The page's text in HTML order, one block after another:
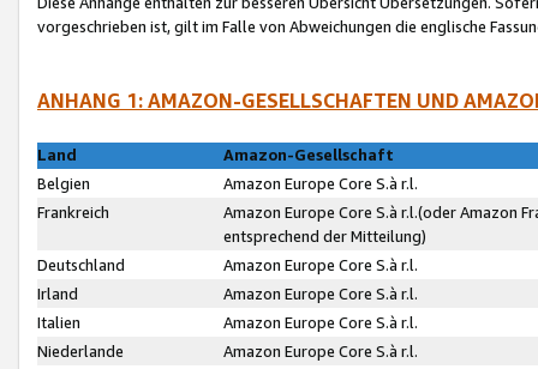
vorgeschrieben ist, gilt im Falle von Abweichungen die englische
ANHANG 1: AMAZON-GESELLSCHAFTEN UND
Land
Amazon-Gesellschaft
Belgien
Amazon Europe Core S.à r.l.
Frankreich
Amazon Europe Core S.à r.l.(oder Amazon
entsprechend der Mitteilung)
Deutschland
Amazon Europe Core S.à r.l.
Irland
Amazon Europe Core S.à r.l.
Italien
Amazon Europe Core S.à r.l.
Niederlande
Amazon Europe Core S.à r.l.